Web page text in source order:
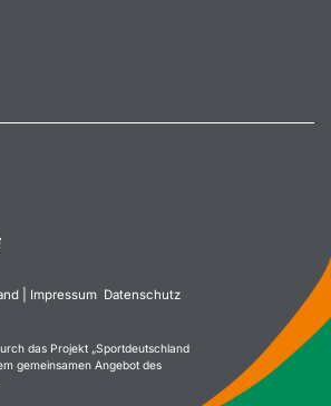
| Impressum Datenschutz
das Projekt „Sportdeutschland
gemeinsamen Angebot des